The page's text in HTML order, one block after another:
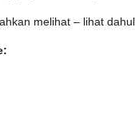
melihat – lihat